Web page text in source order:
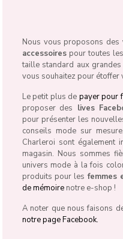
Nous vous proposons des
accessoirespour toutes
taille standard aux
vous souhaitez pour étoffer
Le petit plus de payer pour
proposer des lives
pour présenter les
conseils mode sur
Charleroi sont également
magasin. Nous sommes
univers mode à la fois
produits pour les
de mémoirenotre e-shop !
A noter que nous faisons
notre page Facebook.